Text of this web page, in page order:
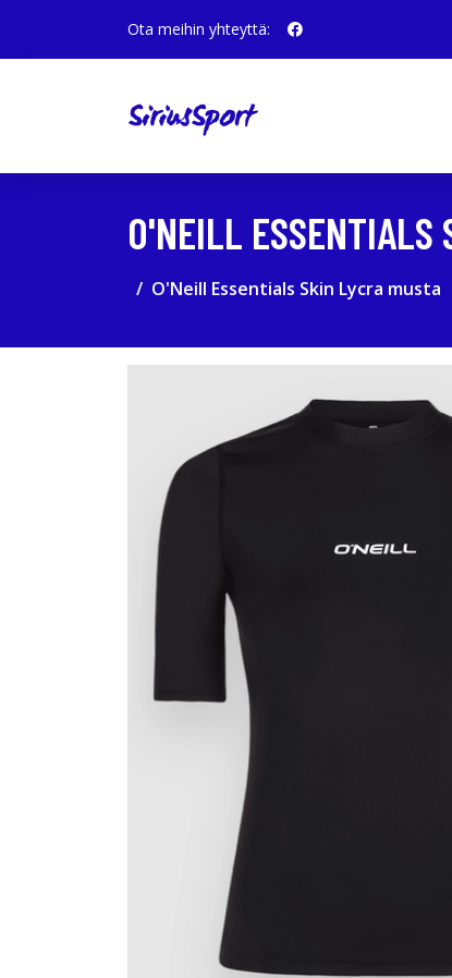
Ota meihin yhteyttä:
O'NEILL ESSENTIALS
O'Neill Essentials Skin Lycra musta